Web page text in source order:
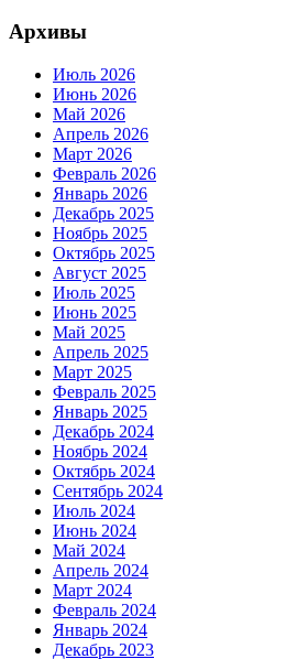
Архивы
Июль 2026
Июнь 2026
Май 2026
Апрель 2026
Март 2026
Февраль 2026
Январь 2026
Декабрь 2025
Ноябрь 2025
Октябрь 2025
Август 2025
Июль 2025
Июнь 2025
Май 2025
Апрель 2025
Март 2025
Февраль 2025
Январь 2025
Декабрь 2024
Ноябрь 2024
Октябрь 2024
Сентябрь 2024
Июль 2024
Июнь 2024
Май 2024
Апрель 2024
Март 2024
Февраль 2024
Январь 2024
Декабрь 2023